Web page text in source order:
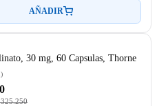
AÑADIR
30 mg, 60 Capsulas, Thorne